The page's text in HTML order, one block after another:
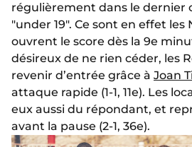
régulièrement dans le dernier
"under 19". Ce sont en effet les
ouvrent le score dès la 9e
désireux de ne rien céder, les
revenir d’entrée grâce à Joan
attaque rapide (1-1, 11e). Les
eux aussi du répondant, et
avant la pause (2-1, 36e).